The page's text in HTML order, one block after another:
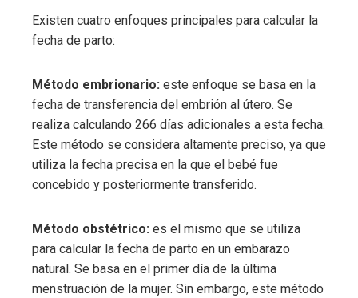
Existen cuatro enfoques principales para calcular la
fecha de parto:
Método embrionario: este enfoque se basa en la
fecha de transferencia del embrión al útero. Se
realiza calculando 266 días adicionales a esta fecha.
Este método se considera altamente preciso, ya que
utiliza la fecha precisa en la que el bebé fue
concebido y posteriormente transferido.
Método obstétrico: es el mismo que se utiliza
para calcular la fecha de parto en un embarazo
natural. Se basa en el primer día de la última
menstruación de la mujer. Sin embargo, este método